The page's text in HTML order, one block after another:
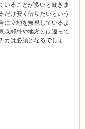
いることが多いと聞きま
だけ安く借りたいという
に立地を無視しているよ
京郊外や地方とは違って
カは必須となるでしょ